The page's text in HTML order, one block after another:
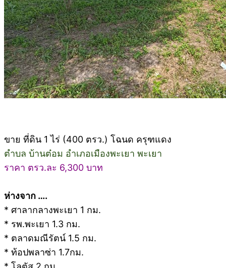
ขาย ที่ดิน 1 ไร่ (400 ตรว.) โฉนด ครุฑแดง
ตำบล บ้านต๋อม อำเภอเมืองพะเยา พะเยา
ราคา ตรว.ละ 6,300 บาท
ห่างจาก ….
* ศาลากลางพะเยา 1 กม.
* รพ.พะเยา 1.3 กม.
* ตลาดมณีรัตน์ 1.5 กม.
* ท้อปพลาซ่า 1.7กม.